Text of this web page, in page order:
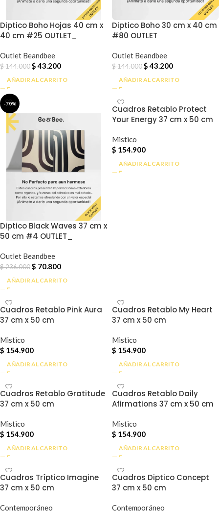
Diptico Boho Hojas 40 cm x
40 cm #25 OUTLET_
Outlet Beandbee
$144.000$43.200
AÑADIR AL CARRITO
Diptico Boho 30 cm x 40 cm
#80 OUTLET
Outlet Beandbee
$144.000$43.200
AÑADIR AL CARRITO
-70%
Diptico Black Waves 37 cm x
50 cm #4 OUTLET_
Outlet Beandbee
$236.000$ 70.800
AÑADIR AL CARRITO
Cuadros Retablo Protect
Your Energy 37 cm x 50 cm
Mistico
$ 154.900
AÑADIR AL CARRITO
Cuadros Retablo Pink Aura
37 cm x 50 cm
Mistico
$ 154.900
AÑADIR AL CARRITO
Cuadros Retablo My Heart
37 cm x 50 cm
Mistico
$ 154.900
AÑADIR AL CARRITO
Cuadros Retablo Gratitude
37 cm x 50 cm
Mistico
$ 154.900
AÑADIR AL CARRITO
Cuadros Retablo Daily
Afirmations 37 cm x 50 cm
Mistico
$ 154.900
AÑADIR AL CARRITO
Cuadros Tríptico Imagine
37 cm x 50 cm
Contemporáneo
Cuadros Diptico Concept
37 cm x 50 cm
Contemporáneo